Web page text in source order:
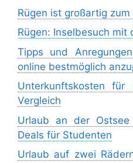
Rügen ist großartig zum
Rügen: Inselbesuch mit
Tipps und
online bestmöglich
Unterkunftskosten für
Vergleich
Urlaub an der
Deals für Studenten
Urlaub auf zwei